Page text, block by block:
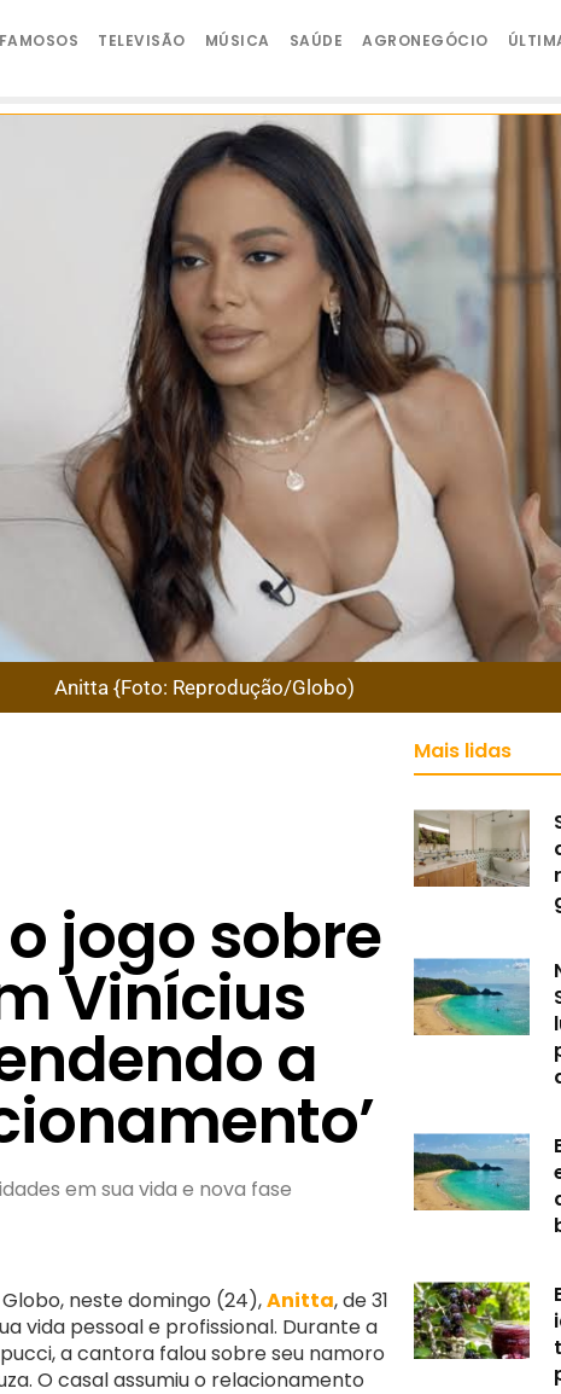
FAMOSOS TELEVISÃO MÚSICA SAÚDE AGRONEGÓCIO
Anitta {Foto: Reprodução/Globo)
jogo sobre
Vinícius
a
em sua vida e nova fase
neste domingo (24),Anitta, de 31
vida pessoal e profissional. Durante a
a cantora falou sobre seu namoro
O casal assumiu o relacionamento
Mais lidas